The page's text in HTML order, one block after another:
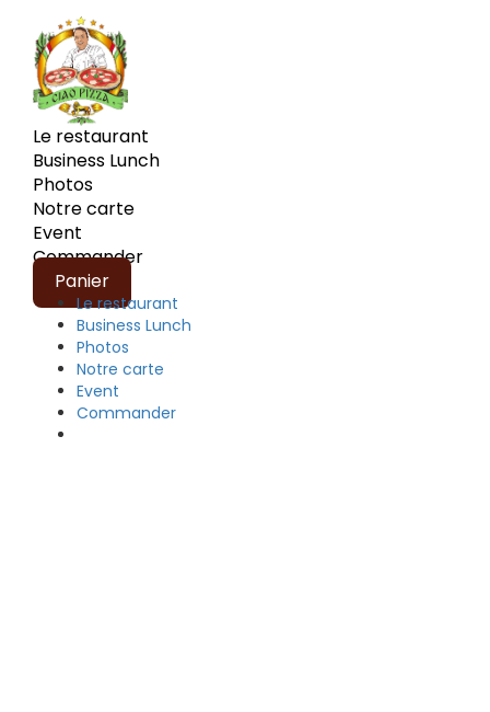
Le restaurant
Business Lunch
Photos
Notre carte
Event
Commander
Panier
Le restaurant
Business Lunch
Photos
Notre carte
Event
Commander